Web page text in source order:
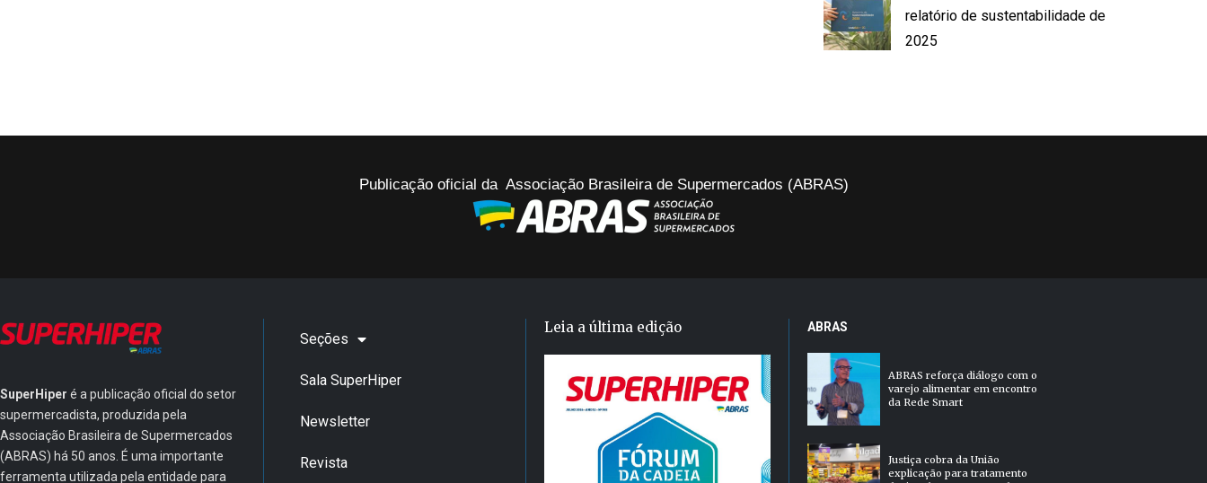
relatório de sustentabilidade de
2025
Publicação oficial da Associação Brasileira de Supermercados (ABRAS)
SuperHiper é a publicação oficial do setor
supermercadista, produzida pela
Associação Brasileira de Supermercados
(ABRAS) há 50 anos. É uma importante
ferramenta utilizada pela entidade para
Seções
Sala SuperHiper
Newsletter
Revista
Leia a última edição ABRAS
ABRAS reforça diálogo com o
varejo alimentar em encontro
da Rede Smart
Justiça cobra da União
explicação para tratamento